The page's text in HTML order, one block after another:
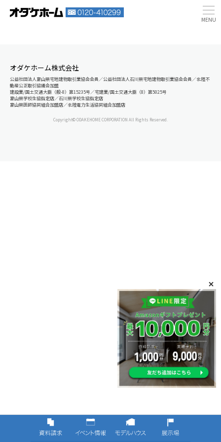
オダケホーム株式会社
公益社団法人富山県宅地建物取引業協会会員／公益社団法人石川県宅地建物取引業協会会員／北陸不
動産公正取引協議会加盟
建設業/国土交通大臣（般-8）第15235号／宅建業/国土交通大臣（8）第5025号
富山県学校生協指定店／石川県学校生協指定店
富山県医師協同組合加盟店／北陸電力生活協同組合加盟店
Copyright© ODAKEHOME CORPORATION All Rights Reserved.